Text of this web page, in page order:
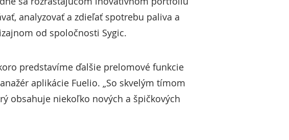
analyzovať a zdieľať spotrebu paliva a
od spoločnosti Sygic.
predstavíme ďalšie prelomové funkcie
aplikácie Fuelio. „So skvelým tímom
obsahuje niekoľko nových a špičkových